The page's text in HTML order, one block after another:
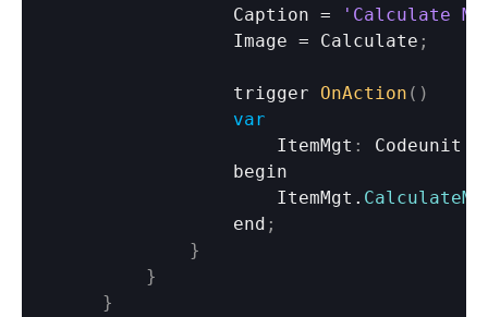
Caption =
'Calculate
Image = Calculate ;
trigger OnAction ( )
var
ItemMgt : Codeunit
begin
ItemMgt .
end ;
}
}
}